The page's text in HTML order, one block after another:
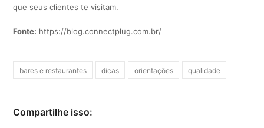
que seus clientes te visitam.
Fonte: https://blog.connectplug.com.br/
bares e restaurantes dicas orientações qualidade
Compartilhe isso: